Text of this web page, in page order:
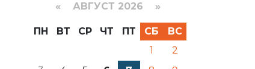
« АВГУСТ 2026 »
ПН ВТ СР ЧТ ПТ СБ
ВС
1
2